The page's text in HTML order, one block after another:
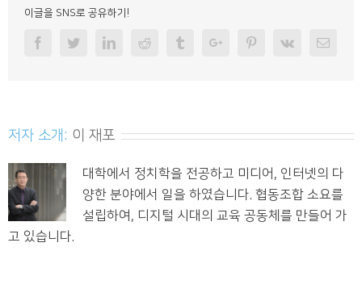
이글을 SNS로 공유하기!
FacebookTwitterLinkedinReddit TumblrGoogleplusPinterest
Vk Email
저자 소개: 이 재포
대학에서 정치학을 전공하고 미디어, 인터넷의 다
양한 분야에서 일을 하였습니다. 협동조합 소요를
설립하여, 디지털 시대의 교육 공동체를 만들어 가
고 있습니다.